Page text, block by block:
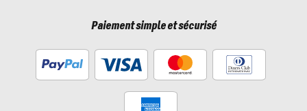
Paiement simple et sécurisé